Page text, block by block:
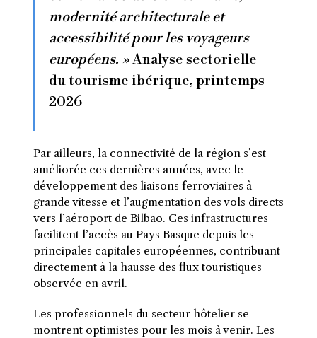
modernité architecturale et
accessibilité pour les voyageurs
européens. »Analyse sectorielle
du tourisme ibérique, printemps
2026
Par ailleurs, la connectivité de la région s’est
améliorée ces dernières années, avec le
développement des liaisons ferroviaires à
grande vitesse et l’augmentation des vols directs
vers l’aéroport de Bilbao. Ces infrastructures
facilitent l’accès au Pays Basque depuis les
principales capitales européennes, contribuant
directement à la hausse des flux touristiques
observée en avril.
Les professionnels du secteur hôtelier se
montrent optimistes pour les mois à venir. Les